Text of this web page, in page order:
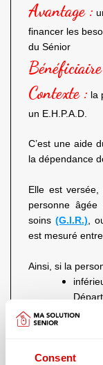
Consent
Avantage :
financer les
du Sénior
Contexte : la
un E.H.P.A.D.
C’est une aide
la dépendance
Elle est
personne
soins (G.I.R.),
est mesuré entre
Ainsi, si la
le